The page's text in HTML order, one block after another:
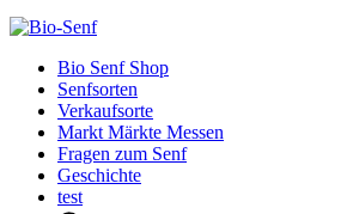
Hauptnavigation
Bio Senf Shop
Senfsorten
Verkaufsorte
Markt Märkte Messen
Fragen zum Senf
Geschichte
test